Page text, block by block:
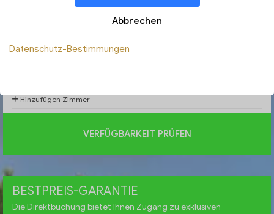
Kinder
Hinzufügen Zimmer
VERFÜGBARKEIT PRÜFEN
BESTPREIS-GARANTIE
Die Direktbuchung bietet Ihnen Zugang zu exklusiven
Abbrechen
Datenschutz-Bestimmungen